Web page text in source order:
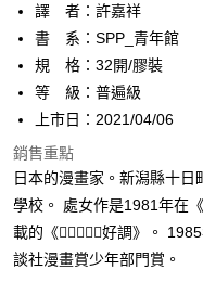
便利好安心！
１．簡單：不需註冊會員、不
２．便利：只要手機號碼，簡
３．安心：先確認商品／服務後
１．於結帳方式選擇「AFTEE
付」結帳頁面，進行簡訊認證
２．訂單成立數日內，您將收
３．收到繳費通知簡訊後14天
／ATM／網路銀行／等多元方
※ 請注意：結帳手續完成當下
絡購買商品的店家。未經商家
先享後付繳納相關費用。
運送方式
全家取貨付款
每筆NT$80，滿NT$500(含
付款後全家取貨
每筆NT$80，滿NT$500(含
萊爾富取貨付款
每筆NT$80，滿NT$500(含
譯 者：許嘉祥
書 系：SPP_青年館
規 格：32開/膠裝
等 級：普遍級
上市日：2021/04/06
銷售重點
日本的漫畫家。新潟縣十
學校。 處女作是1981年在
載的《好調》。
談社漫畫賞少年部門賞。